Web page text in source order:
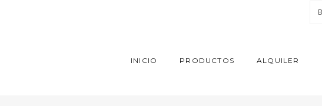
INICIO PRODUCTOS ALQUILER